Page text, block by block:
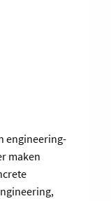
engineering-
maken